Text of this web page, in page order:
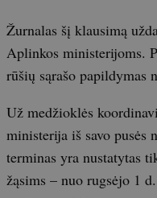
Žurnalas šį klausimą
Aplinkos ministerijoms.
rūšių sąrašo papildymas
Už medžioklės
ministerija iš savo
terminas yra nustatytas
žąsims – nuo rugsėjo 1